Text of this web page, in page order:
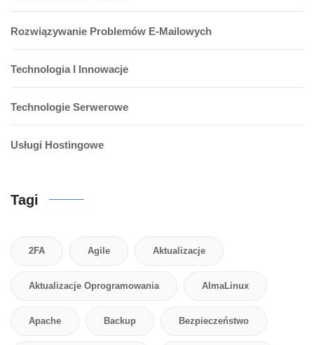
Rozwiązywanie Problemów E-Mailowych
Technologia I Innowacje
Technologie Serwerowe
Usługi Hostingowe
Tagi
2FA Agile Aktualizacje
Aktualizacje Oprogramowania AlmaLinux
Apache Backup Bezpieczeństwo